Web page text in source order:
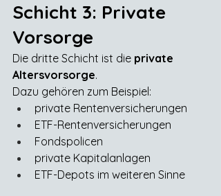
Schicht 3: Private
Vorsorge
Die dritte Schicht ist die private
Altersvorsorge.
Dazu gehören zum Beispiel:
private Rentenversicherungen
ETF-Rentenversicherungen
Fondspolicen
private Kapitalanlagen
ETF-Depots im weiteren Sinne